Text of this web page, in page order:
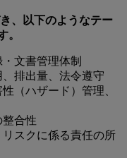
、以下のようなテー
。
文書管理体制
排出量、法令遵守
（ハザード）管理、
合性
スクに係る責任の所